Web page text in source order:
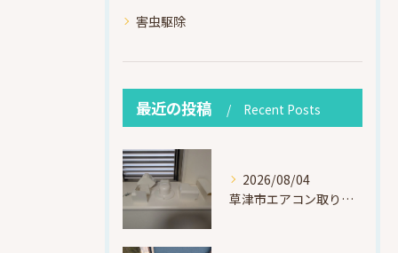
害虫駆除
最近の投稿 Recent Posts
2026/08/04
草津市エアコン取り付け｜お客様取り外し済・化粧カバー再利用（ダイキン S225ATES・アウルコート草津）